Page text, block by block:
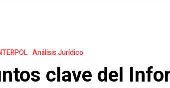
Análisis Jurídico
clave del